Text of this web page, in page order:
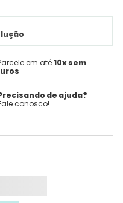
em até10x sem
de ajuda?
conosco!